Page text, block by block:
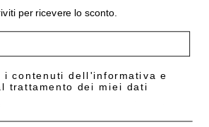
placca – 50 compresse – 605765 Hager &
per ricevere lo sconto.
i contenuti dell'informativa e
trattamento dei miei dati